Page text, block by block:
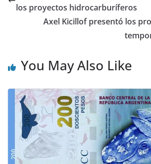
los proyectos hidrocarburíferos
Axel Kicillof presentó los
You May Also Like